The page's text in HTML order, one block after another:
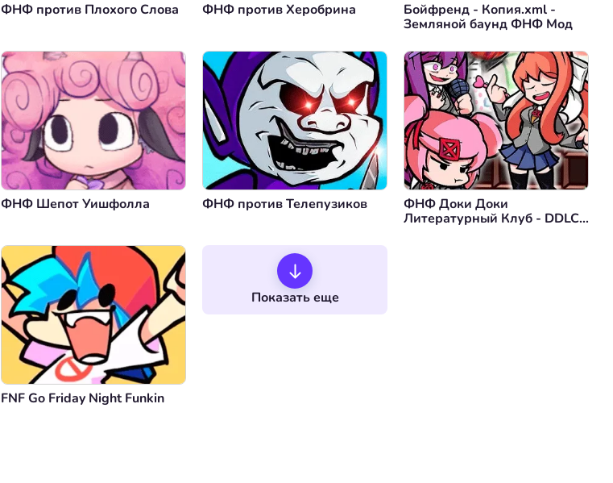
ФНФ против Плохого Слова ФНФ против Херобрина
Бойфренд - Копия.xml -
Земляной баунд ФНФ Мод
ФНФ Шепот Уишфолла ФНФ против Телепузиков
ФНФ Доки Доки
Литературный Клуб - DDLC
FNF Go Friday Night Funkin
Показать еще